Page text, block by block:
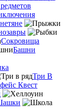
Сокровища
Башни
Три В
Квест